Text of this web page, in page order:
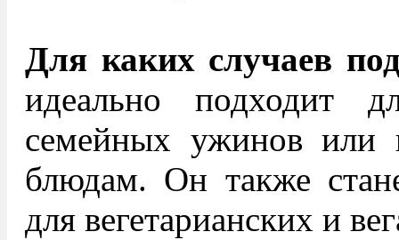
Для каких случаев
идеально подходит
семейных ужинов или
блюдам. Он также
для вегетарианских и